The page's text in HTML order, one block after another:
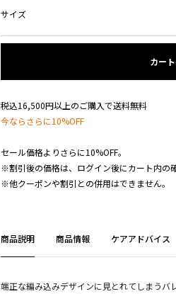
サイズ
カー
税込16,500円以上のご購入で送料無料
今ならさらに10%OFF
セール価格よりさらに10%OFF。
※割引後の価格は、ログイン後にカート内の
※他クーポンや割引との併用はできません。
商品説明 商品情報 ケアアドバイス
端正な編み込みデザインに見とれてしまう